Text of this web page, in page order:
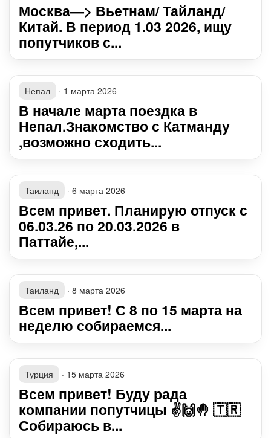
Москва—> Вьетнам/ Тайланд/
Китай. В период 1.03 2026, ищу
попутчиков с...
Непал · 1 марта 2026
В начале марта поездка в
Непал.Знакомство с Катманду
,возможно сходить...
Таиланд · 6 марта 2026
Всем привет. Планирую отпуск с
06.03.26 по 20.03.2026 в
Паттайе,...
Таиланд · 8 марта 2026
Всем привет! С 8 по 15 марта на
неделю собираемся...
Турция · 15 марта 2026
Всем привет! Буду рада
компании попутчицы ✌🙌🤚 🇹🇷
Собираюсь в...